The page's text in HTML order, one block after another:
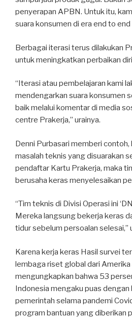
penyerapan APBN. Untuk itu,
suara konsumen di era end to end
Berbagai iterasi terus dilakukan
untuk meningkatkan perbaikan
“Iterasi atau pembelajaran kami
mendengarkan suara konsumen
baik melalui komentar di media
centre Prakerja,” urainya.
Denni Purbasari memberi
masalah teknis yang disuarakan
pendaftar Kartu Prakerja, maka
berusaha keras menyelesaikan
“Tim teknis di Divisi Operasi ini
Mereka langsung bekerja keras
tidur sebelum persoalan selesai,”
Karena kerja keras Hasil survei
lembaga riset global dari Amerika
mengungkapkan bahwa 53
Indonesia mengaku puas dengan
pemerintah selama pandemi
program bantuan yang diberikan